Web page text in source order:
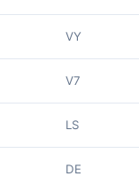
VY
V7
LS
DE